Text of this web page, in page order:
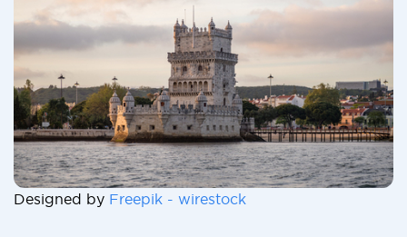
Designed by Freepik - wirestock